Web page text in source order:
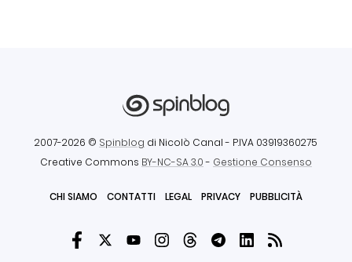
2007-2026 © Spinblog di Nicolò Canal - P.IVA 03919360275
Creative Commons BY-NC-SA 3.0- Gestione Consenso
CHI SIAMO CONTATTI LEGAL PRIVACY PUBBLICITÀ